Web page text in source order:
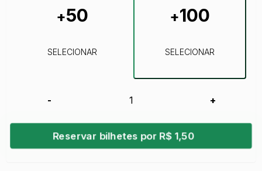
+50
SELECIONAR
+100
SELECIONAR
- +
Reservar bilhetes por R$ 1,50